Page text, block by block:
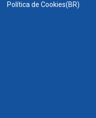
Política de Cookies(BR)